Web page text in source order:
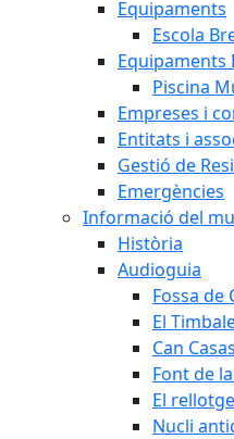
Equipaments
Escola
Equipaments
Piscina
Empreses i
Entitats i
Gestió de
Emergències
Informació del
Història
Audioguia
Fossa de
El
Can Casas
Font de
El rellotge
Nucli